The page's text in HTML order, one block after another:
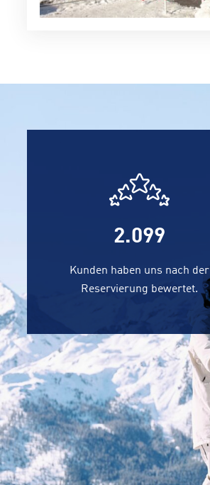
2.229
Kunden haben uns nach der
Reservierung bewertet.